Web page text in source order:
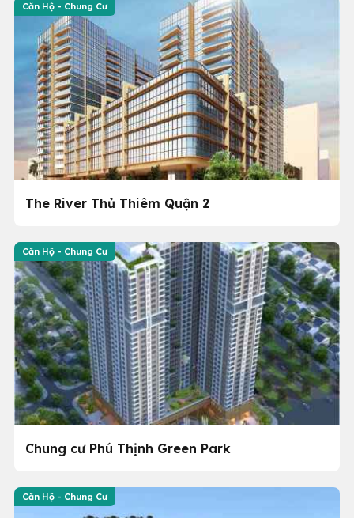
Căn Hộ - Chung Cư
The River Thủ Thiêm Quận 2
Căn Hộ - Chung Cư
Chung cư Phú Thịnh Green Park
Căn Hộ - Chung Cư